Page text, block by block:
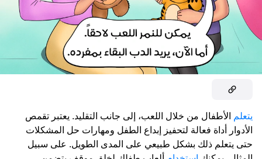
يتعلم
الأطفال من خلال اللعب، إلى جانب التقليد. يعتبر تقمص
الأدوار أداة فعالة لتحفيز إبداع الطفل ومهارات حل المشكلات
حتى يتعلم ذلك بشكل طبيعي على المدى الطويل. على سبيل